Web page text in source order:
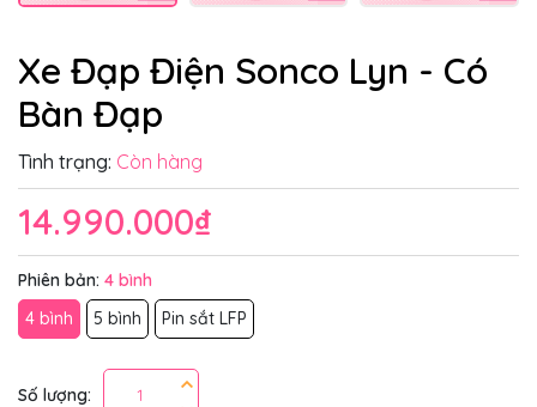
Xe Đạp Điện Sonco Lyn - Có
Bàn Đạp
Tình trạng: Còn hàng
14.990.000₫
Phiên bản: 4 bình
4 bình
5 bình Pin sắt LFP
Số lượng: